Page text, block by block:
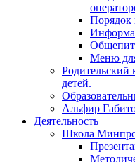
Порядок
Общепит
Меню
Родительский
детей.
Альфир
Деятельность
Школа